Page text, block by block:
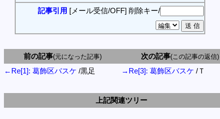
記事引用 [メール受信/OFF] 削除キー/
前の記事(元になった記事) 次の記事(この記事の返信)
←Re[1]: 葛飾区バスケ /黒足 →Re[3]: 葛飾区バスケ /Ｔ
上記関連ツリー